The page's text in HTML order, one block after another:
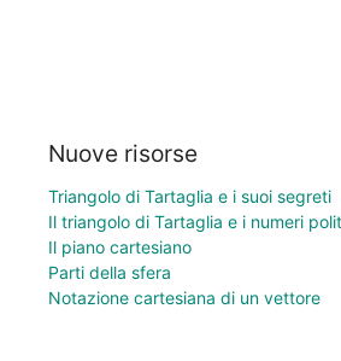
Nuove risorse
Triangolo di Tartaglia e i suoi segreti
Il triangolo di Tartaglia e i numeri
Il piano cartesiano
Parti della sfera
Notazione cartesiana di un vettore